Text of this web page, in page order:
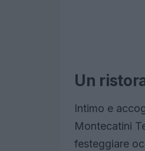
Un
Intimo e
Montecatini
festeggiare